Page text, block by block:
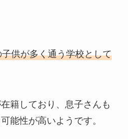
供が多く通う学校として
籍しており、息子さんも
能性が高いようです。